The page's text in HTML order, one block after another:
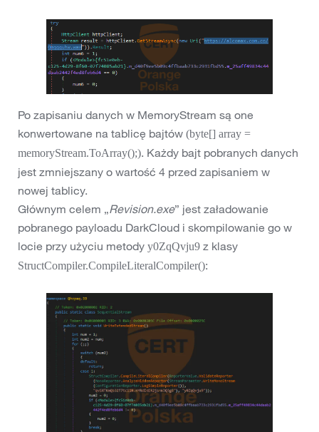
Po zapisaniu danych w MemoryStream są one
konwertowane na tablicę bajtów (byte[] array =
memoryStream.ToArray();). Każdy bajt pobranych danych
jest zmniejszany o wartość 4 przed zapisaniem w
nowej tablicy.
Głównym celem „Revision.exe” jest załadowanie
pobranego payloadu DarkCloud i skompilowanie go w
locie przy użyciu metody y0ZqQvju9 z klasy
StructCompiler.CompileLiteralCompiler():